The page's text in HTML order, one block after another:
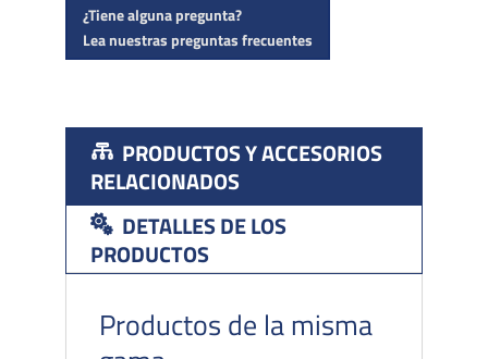
¿Tiene alguna pregunta?
Lea nuestras preguntas frecuentes
PRODUCTOS Y ACCESORIOS
RELACIONADOS
DETALLES DE LOS
PRODUCTOS
Productos de la misma